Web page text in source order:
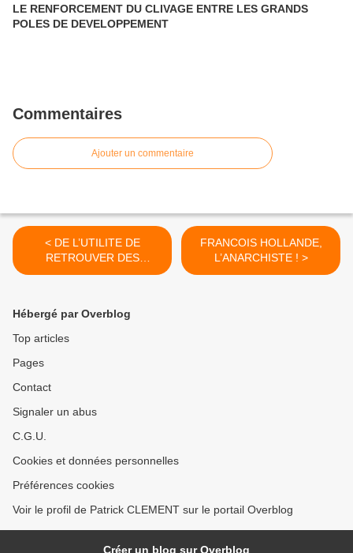
LE RENFORCEMENT DU CLIVAGE ENTRE LES GRANDS
POLES DE DEVELOPPEMENT
Commentaires
Ajouter un commentaire
< DE L’UTILITE DE
RETROUVER DES
GUIDES… POUR MOI, CE
FRANCOIS HOLLANDE,
L’ANARCHISTE ! >
Hébergé par Overblog
Top articles
Pages
Contact
Signaler un abus
C.G.U.
Cookies et données personnelles
Préférences cookies
Voir le profil de Patrick CLEMENT sur le portail Overblog
Créer un blog sur Overblog